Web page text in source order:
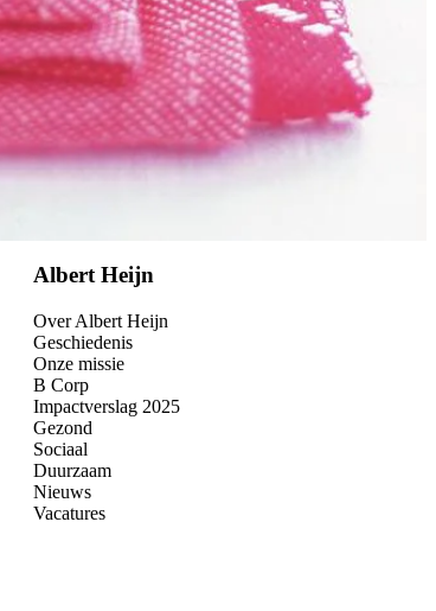
Albert Heijn
Over Albert Heijn
Geschiedenis
Onze missie
B Corp
Impactverslag 2025
Gezond
Sociaal
Duurzaam
Nieuws
Vacatures